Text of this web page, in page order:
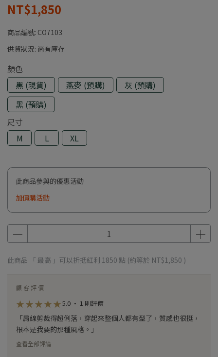
NT$1,850
商品編號: CO7103
供貨狀況: 尚有庫存
顏色
黑 (現貨)
燕麥 (預購)
灰 (預購)
黑 (預購)
尺寸
M
L XL
此商品參與的優惠活動
加價購活動
此商品 「 最高 」可以折抵紅利 1850 點 (約等於 NT$1,850 )
顧客評價
★
★★
★★
★★
★★
★5.0 · 1 則評價
「肩線剪裁得超俐落，穿起來整個人都有型了，質感也很挺，
根本是我要的那種風格。」
查看全部評論